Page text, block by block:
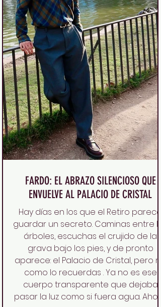
FARDO: EL ABRAZO SILENCIOSO QUE
ENVUELVE AL PALACIO DE CRISTAL
Hay días en los que el Retiro parece
guardar un secreto. Caminas entre
árboles, escuchas el crujido de la
grava bajo los pies, y de pronto
aparece: el Palacio de Cristal, pero no
como lo recuerdas . Ya no es ese
cuerpo transparente que dejaba
pasar la luz como si fuera agua. Ahora